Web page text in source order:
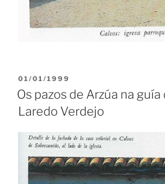
PUBLICADO
EN
01/01/1999
Os pazos de Arzúa na guía
Laredo Verdejo